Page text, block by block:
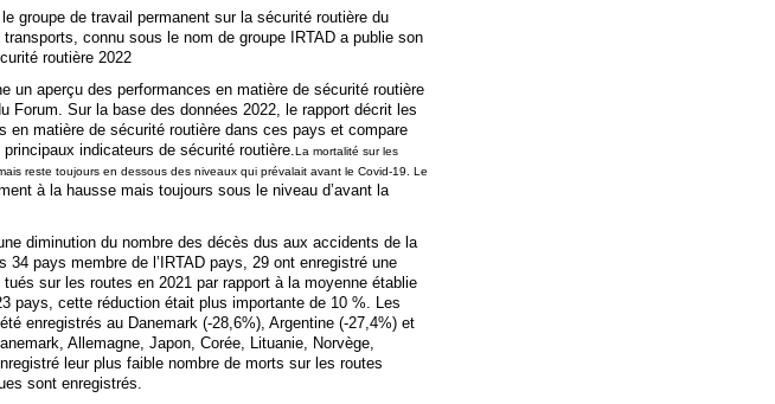
groupe de travail permanent sur la sécurité routière du
transports, connu sous le nom de groupe IRTAD a publie son
routière 2022
un aperçu des performances en matière de sécurité routière
Forum. Sur la base des données 2022, le rapport décrit les
en matière de sécurité routière dans ces pays et compare
principaux indicateurs de sécurité routière.La mortalité sur les
reste toujours en dessous des niveaux qui prévalait avant le Covid-19. Le
à la hausse mais toujours sous le niveau d’avant la
diminution du nombre des décès dus aux accidents de la
34 pays membre de l’IRTAD pays, 29 ont enregistré une
sur les routes en 2021 par rapport à la moyenne établie
pays, cette réduction était plus importante de 10 %. Les
enregistrés au Danemark (-28,6%), Argentine (-27,4%) et
Allemagne, Japon, Corée, Lituanie, Norvège,
leur plus faible nombre de morts sur les routes
sont enregistrés.